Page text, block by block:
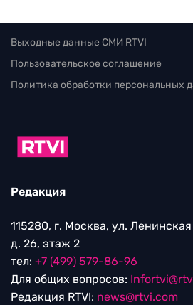
Выходные данные СМИ RTVI
Пользовательское соглашение
Политика обработки персональных
Редакция
115280, г. Москва, ул.
д. 26, этаж 2
тел: +7 (499) 579-86-96
Для общих вопросов:
Редакция RTVI: news@rtvi.com